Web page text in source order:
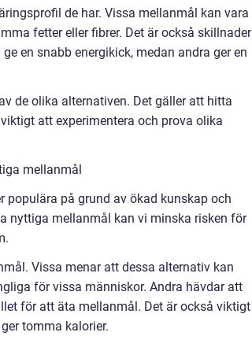
de har. Vissa mellanmål kan vara
fetter eller fibrer. Det är också skillnader
en snabb energikick, medan andra ger en
de olika alternativen. Det gäller att hitta
att experimentera och prova olika
mellanmål
populära på grund av ökad kunskap och
nyttiga mellanmål kan vi minska risken för
Vissa menar att dessa alternativ kan
för vissa människor. Andra hävdar att
för att äta mellanmål. Det är också viktigt
tomma kalorier.